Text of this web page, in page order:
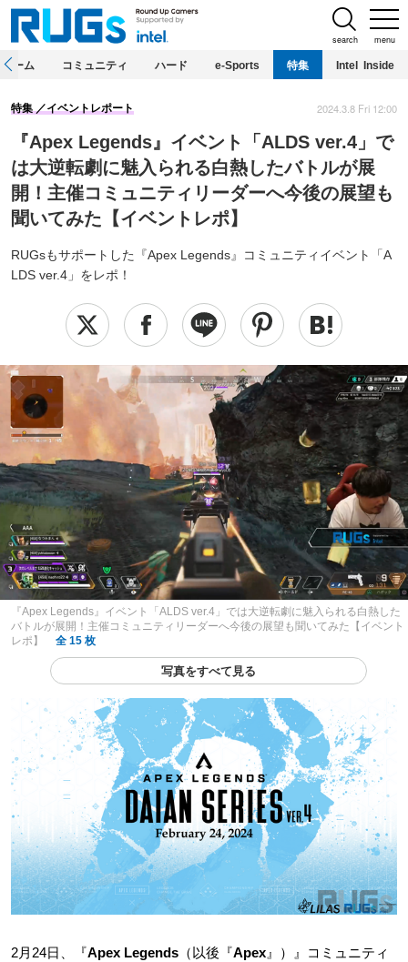
menu
search
ホーム コミュニティ ハード e-Sports 特集 Intel Inside
『Apex Legends』イベント「ALDS ver.4」で
は大逆転劇に魅入られる白熱したバトルが展
開！主催コミュニティリーダーへ今後の展望も
聞いてみた【イベントレポ】
RUGsもサポートした『Apex Legends』コミュニティイベント「A
LDS ver.4」をレポ！
特集 イベントレポート 2024.3.8 Fri 12:00
『Apex Legends』イベント「ALDS ver.4」では大逆転劇に魅入られる白熱した
バトルが展開！主催コミュニティリーダーへ今後の展望も聞いてみた【イベント
レポ】
全 15 枚
写真をすべて見る
2月24日、『Apex Legends （以後『Apex 』）』コミュニティ